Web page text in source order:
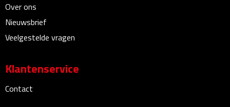
Bureau onderleggers
Bureau organizers
Bureausets
Bureau ventilatoren
Over ons
Nieuwsbrief
Veelgestelde vragen
Klantenservice
Contact